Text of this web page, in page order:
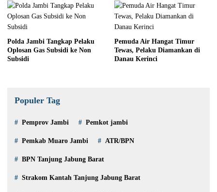
Polda Jambi Tangkap Pelaku
Oplosan Gas Subsidi ke Non
Subsidi
Pemuda Air Hangat Timur
Tewas, Pelaku Diamankan di
Danau Kerinci
Populer Tag
Pemprov Jambi Pemkot jambi
Pemkab Muaro Jambi ATR/BPN
BPN Tanjung Jabung Barat
Strakom Kantah Tanjung Jabung Barat